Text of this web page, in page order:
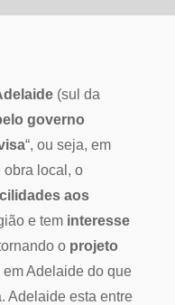
(sul da
governo
“, ou seja, em
obra local, o
aos
e tem interesse
o projeto
em Adelaide do que
Adelaide esta entre